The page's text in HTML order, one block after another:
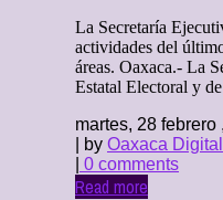
La Secretaría
actividades del
áreas. Oaxaca.- La
Estatal Electoral y
martes, 28 febrero
| by Oaxaca Digital
0 comments
Read more